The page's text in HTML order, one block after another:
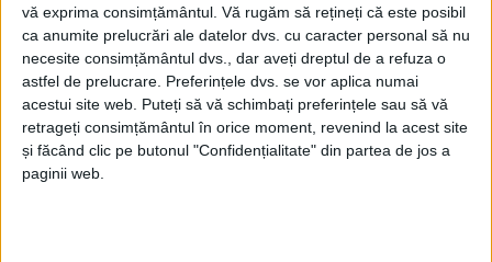
vă exprima consimțământul. Vă rugăm să rețineți că este posibil
ca anumite prelucrări ale datelor dvs. cu caracter personal să nu
necesite consimțământul dvs., dar aveți dreptul de a refuza o
astfel de prelucrare. Preferințele dvs. se vor aplica numai
acestui site web. Puteți să vă schimbați preferințele sau să vă
retrageți consimțământul în orice moment, revenind la acest site
și făcând clic pe butonul "Confidențialitate" din partea de jos a
paginii web.
PIM – JUPÂNU’ – anul XX, nr. 48 (1078)
12.12.2022-19.12.2022
Mihai Panzaru PIM